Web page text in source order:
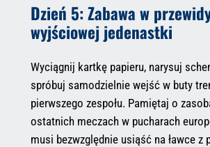
Dzień 5: Zabawa w
wyjściowej jedenastki
Wyciągnij kartkę papieru, narysuj
spróbuj samodzielnie wejść w buty
pierwszego zespołu. Pamiętaj o
ostatnich meczach w pucharach
musi bezwzględnie usiąść na ławce z